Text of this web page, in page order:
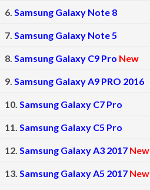
6. Samsung Galaxy Note 8
7. Samsung Galaxy Note 5
8. Samsung Galaxy C9 Pro New
9. Samsung Galaxy A9 PRO 2016
10. Samsung Galaxy C7 Pro
11. Samsung Galaxy C5 Pro
12. Samsung Galaxy A3 2017 New
13. Samsung Galaxy A5 2017 New